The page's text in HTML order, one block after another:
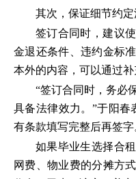
其次，保证细节约定
签订合同时，建议
金退还条件、违约金标
本外的内容，可以通过补
“签订合同时，务必
具备法律效力。”于阳春
有条款填写完整后再签字
如果毕业生选择合
网费、物业费的分摊方